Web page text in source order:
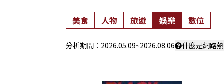
美食 人物 旅遊 娛樂 數位
分析期間： 2026.05.09~2026.08.06 什麼是網路